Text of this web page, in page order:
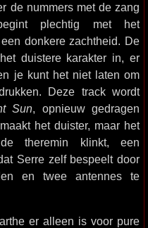
de nummers met de zang
plechtig met het
donkere zachtheid. De
duistere karakter in, er
je kunt het niet laten om
Deze track wordt
Sun, opnieuw gedragen
het duister, maar het
theremin klinkt, een
Serre zelf bespeelt door
en twee antennes te
er alleen is voor pure